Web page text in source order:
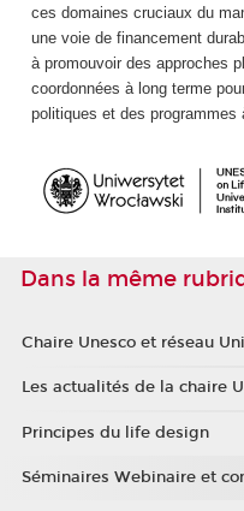
ces domaines cruciaux du
une voie de financement
à promouvoir des approches
coordonnées à long terme
politiques et des programmes
Dans la même
Chaire Unesco et réseau
Les actualités de la chaire
Principes du life design
Séminaires Webinaire et